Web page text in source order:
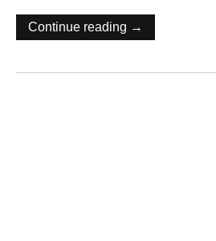
Continue reading →